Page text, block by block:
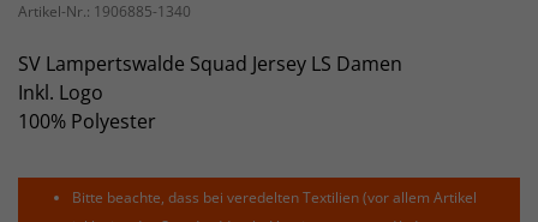
Artikel-Nr.: 1906885-1340
SV Lampertswalde Squad Jersey LS Damen
Inkl. Logo
100% Polyester
Bitte beachte, dass bei veredelten Textilien (vor allem Artikel